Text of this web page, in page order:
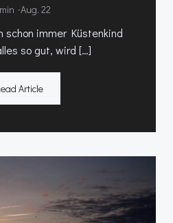
-Aug. 22
schon immer Küstenkind
so gut, wird […]
Article